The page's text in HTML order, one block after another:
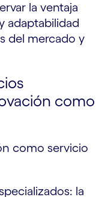
la ventaja
adaptabilidad
del mercado y
como
como servicio
la